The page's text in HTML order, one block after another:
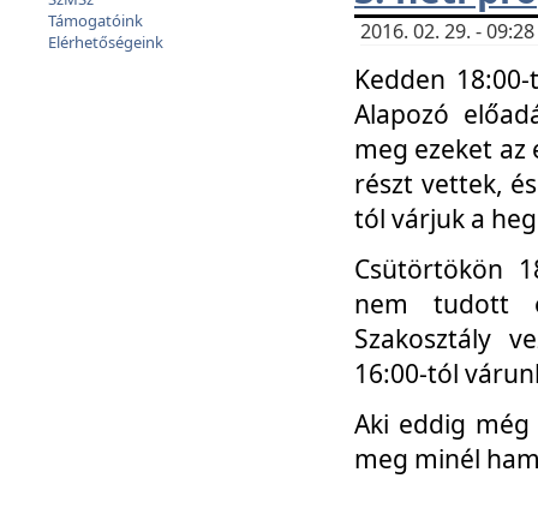
Támogatóink
Elérhetőségeink
2016. 02. 29. -
Kedden
Alapozó
meg ezeket
részt vettek,
tól várjuk a
Csütörtökön
nem tudott
Szakosztály
16:00-tól
Aki eddig
meg minél